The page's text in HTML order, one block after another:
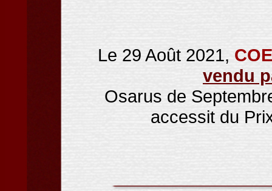
Le 29 Août 2021,
vendu
Osarus de
accessit du